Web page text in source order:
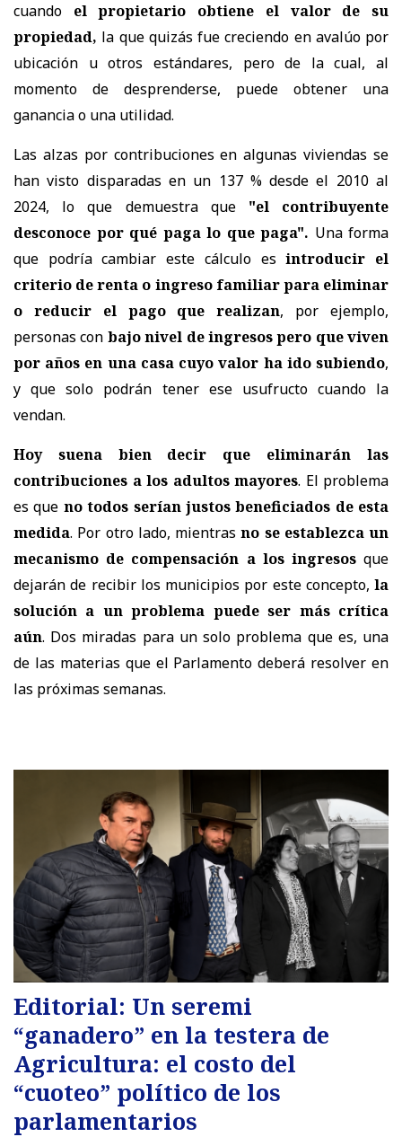
cuando el propietario obtiene el valor de su
propiedad, la que quizás fue creciendo en avalúo por
ubicación u otros estándares, pero de la cual, al
momento de desprenderse, puede obtener una
ganancia o una utilidad.
Las alzas por contribuciones en algunas viviendas se
han visto disparadas en un 137 % desde el 2010 al
2024, lo que demuestra que "el contribuyente
desconoce por qué paga lo que paga". Una forma
que podría cambiar este cálculo es introducir el
criterio de renta o ingreso familiar para eliminar
o reducir el pago que realizan, por ejemplo,
personas con bajo nivel de ingresos pero que viven
por años en una casa cuyo valor ha ido subiendo,
y que solo podrán tener ese usufructo cuando la
vendan.
Hoy suena bien decir que eliminarán las
contribuciones a los adultos mayores. El problema
es que no todos serían justos beneficiados de esta
medida. Por otro lado, mientrasno se establezca un
mecanismo de compensación a los ingresosque
dejarán de recibir los municipios por este concepto, la
solución a un problema puede ser más crítica
aún. Dos miradas para un solo problema que es, una
de las materias que el Parlamento deberá resolver en
las próximas semanas.
Editorial: Un seremi
“ganadero” en la testera de
Agricultura: el costo del
“cuoteo” político de los
parlamentarios